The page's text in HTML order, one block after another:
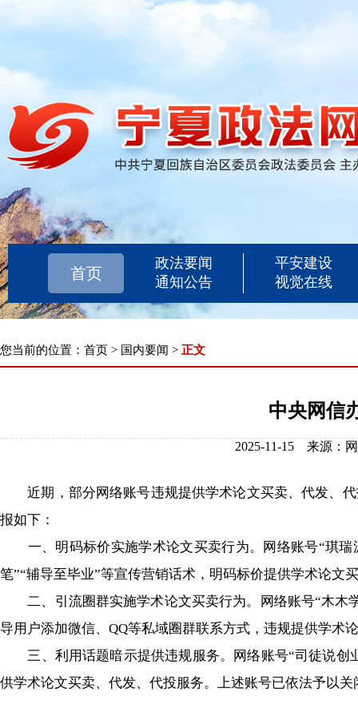
首页
政法要闻
通知公告
平安建设
视觉在线
您当前的位置： 首页 > 国内要闻 > 正文
中央网信
2025-11-15 来源：
近期，部分网络账号违规提供学术论文买卖、代发、代
报如下：
一、明码标价实施学术论文买卖行为。网络账号“琪瑞
笔”“辅导至毕业”等宣传营销话术，明码标价提供学术论文
二、引流圈群实施学术论文买卖行为。网络账号“木木学
导用户添加微信、QQ等私域圈群联系方式，违规提供学术
三、利用话题暗示提供违规服务。网络账号“司徒说创
供学术论文买卖、代发、代投服务。上述账号已依法予以关